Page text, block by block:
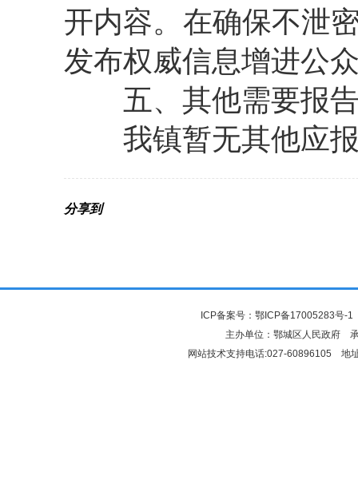
开内容。在确保不泄
发布权威信息增进公
五、其他需要报
我镇暂无其他应
分享到
ICP备案号： 鄂ICP备17005283号-1
主办单位：鄂城区人民政府
网站技术支持电话:027-60896105 地